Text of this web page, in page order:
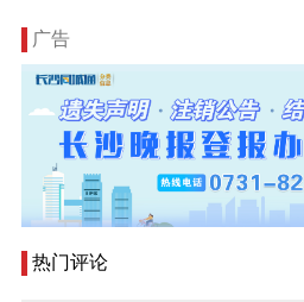
广告
热门评论